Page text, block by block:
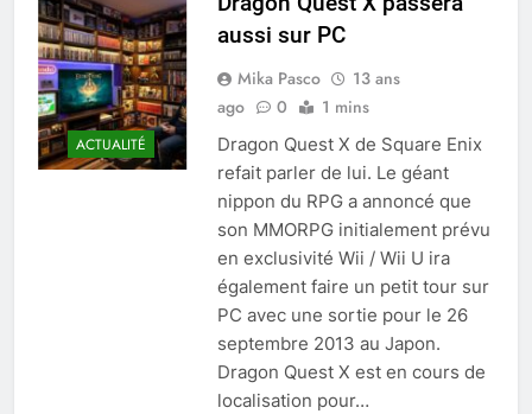
ACTUALITÉ
aussi sur PC
Mika Pasco
13 ans
ago
0 1 mins
Dragon Quest X de Square Enix
refait parler de lui. Le géant
nippon du RPG a annoncé que
son MMORPG initialement prévu
en exclusivité Wii / Wii U ira
également faire un petit tour sur
PC avec une sortie pour le 26
septembre 2013 au Japon.
Dragon Quest X est en cours de
localisation pour…